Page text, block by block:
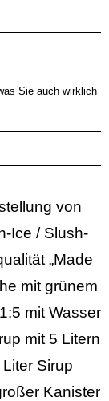
Sie auch wirklich
von
Ice / Slush-
„Made
mit grünem
mit Wasser
mit 5 Litern
Sirup
Kanister